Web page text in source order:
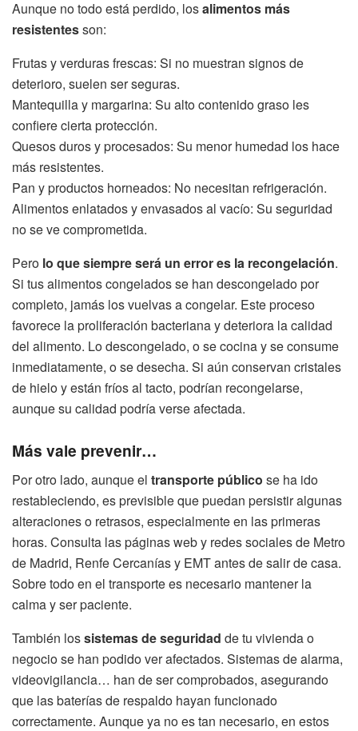
Aunque no todo está perdido, losalimentos más
resistentesson:
Frutas y verduras frescas: Si no muestran signos de
deterioro, suelen ser seguras.
Mantequilla y margarina: Su alto contenido graso les
confiere cierta protección.
Quesos duros y procesados: Su menor humedad los hace
más resistentes.
Pan y productos horneados: No necesitan refrigeración.
Alimentos enlatados y envasados al vacío: Su seguridad
no se ve comprometida.
Pero lo que siempre será un error es la recongelación.
Si tus alimentos congelados se han descongelado por
completo, jamás los vuelvas a congelar. Este proceso
favorece la proliferación bacteriana y deteriora la calidad
del alimento. Lo descongelado, o se cocina y se consume
inmediatamente, o se desecha. Si aún conservan cristales
de hielo y están fríos al tacto, podrían recongelarse,
aunque su calidad podría verse afectada.
Más vale prevenir…
Por otro lado, aunque el transporte público se ha ido
restableciendo, es previsible que puedan persistir algunas
alteraciones o retrasos, especialmente en las primeras
horas. Consulta las páginas web y redes sociales de Metro
de Madrid, Renfe Cercanías y EMT antes de salir de casa.
Sobre todo en el transporte es necesario mantener la
calma y ser paciente.
También lossistemas de seguridad de tu vivienda o
negocio se han podido ver afectados. Sistemas de alarma,
videovigilancia… han de ser comprobados, asegurando
que las baterías de respaldo hayan funcionado
correctamente. Aunque ya no es tan necesario, en estos